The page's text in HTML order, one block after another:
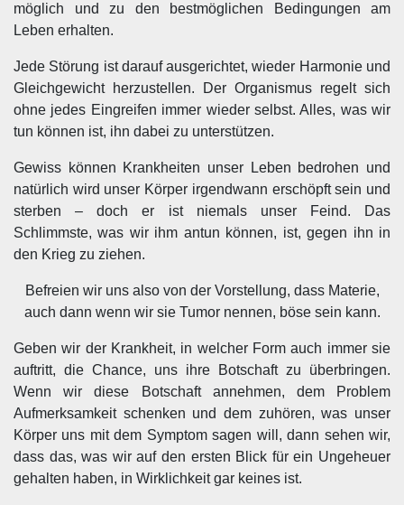
möglich und zu den bestmöglichen Bedingungen am
Leben erhalten.
Jede Störung ist darauf ausgerichtet, wieder Harmonie und
Gleichgewicht herzustellen. Der Organismus regelt sich
ohne jedes Eingreifen immer wieder selbst. Alles, was wir
tun können ist, ihn dabei zu unterstützen.
Gewiss können Krankheiten unser Leben bedrohen und
natürlich wird unser Körper irgendwann erschöpft sein und
sterben – doch er ist niemals unser Feind. Das
Schlimmste, was wir ihm antun können, ist, gegen ihn in
den Krieg zu ziehen.
Befreien wir uns also von der Vorstellung, dass Materie,
auch dann wenn wir sie Tumor nennen, böse sein kann.
Geben wir der Krankheit, in welcher Form auch immer sie
auftritt, die Chance, uns ihre Botschaft zu überbringen.
Wenn wir diese Botschaft annehmen, dem Problem
Aufmerksamkeit schenken und dem zuhören, was unser
Körper uns mit dem Symptom sagen will, dann sehen wir,
dass das, was wir auf den ersten Blick für ein Ungeheuer
gehalten haben, in Wirklichkeit gar keines ist.